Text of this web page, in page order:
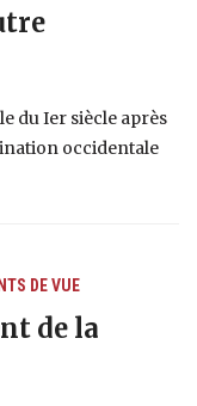
du Ier siècle après
occidentale
DE VUE
de la